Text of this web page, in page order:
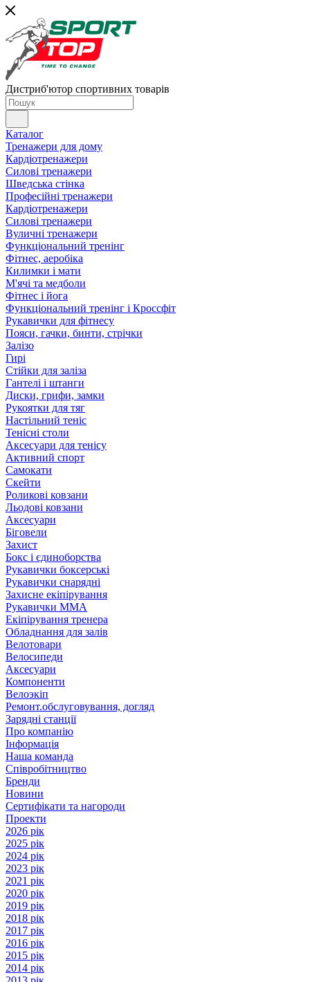
Дистриб'ютор спортивних товарів
Каталог
Тренажери для дому
Кардіотренажери
Силові тренажери
Шведська стінка
Професійні тренажери
Кардіотренажери
Силові тренажери
Вуличні тренажери
Функціональний тренінг
Фітнес, аеробіка
Килимки і мати
М'ячі та медболи
Фітнес і йога
Функціональний тренінг і Кроссфіт
Рукавички для фітнесу
Пояси, гачки, бинти, стрічки
Залізо
Гирі
Стійки для заліза
Гантелі і штанги
Диски, грифи, замки
Рукоятки для тяг
Настільний теніс
Тенісні столи
Аксесуари для тенісу
Активний спорт
Самокати
Скейти
Роликові ковзани
Льодові ковзани
Аксесуари
Біговели
Захист
Бокс і єдиноборства
Рукавички боксерські
Рукавички снарядні
Захисне екіпірування
Рукавички ММА
Екіпірування тренера
Обладнання для залів
Велотовари
Велосипеди
Аксесуари
Компоненти
Велоэкіп
Ремонт.обслуговування, догляд
Зарядні станції
Про компанію
Інформація
Наша команда
Співробітництво
Бренди
Новини
Сертифікати та нагороди
Проекти
2026 рік
2025 рік
2024 рік
2023 рік
2021 рік
2020 рік
2019 рік
2018 рік
2017 рік
2016 рік
2015 рік
2014 рік